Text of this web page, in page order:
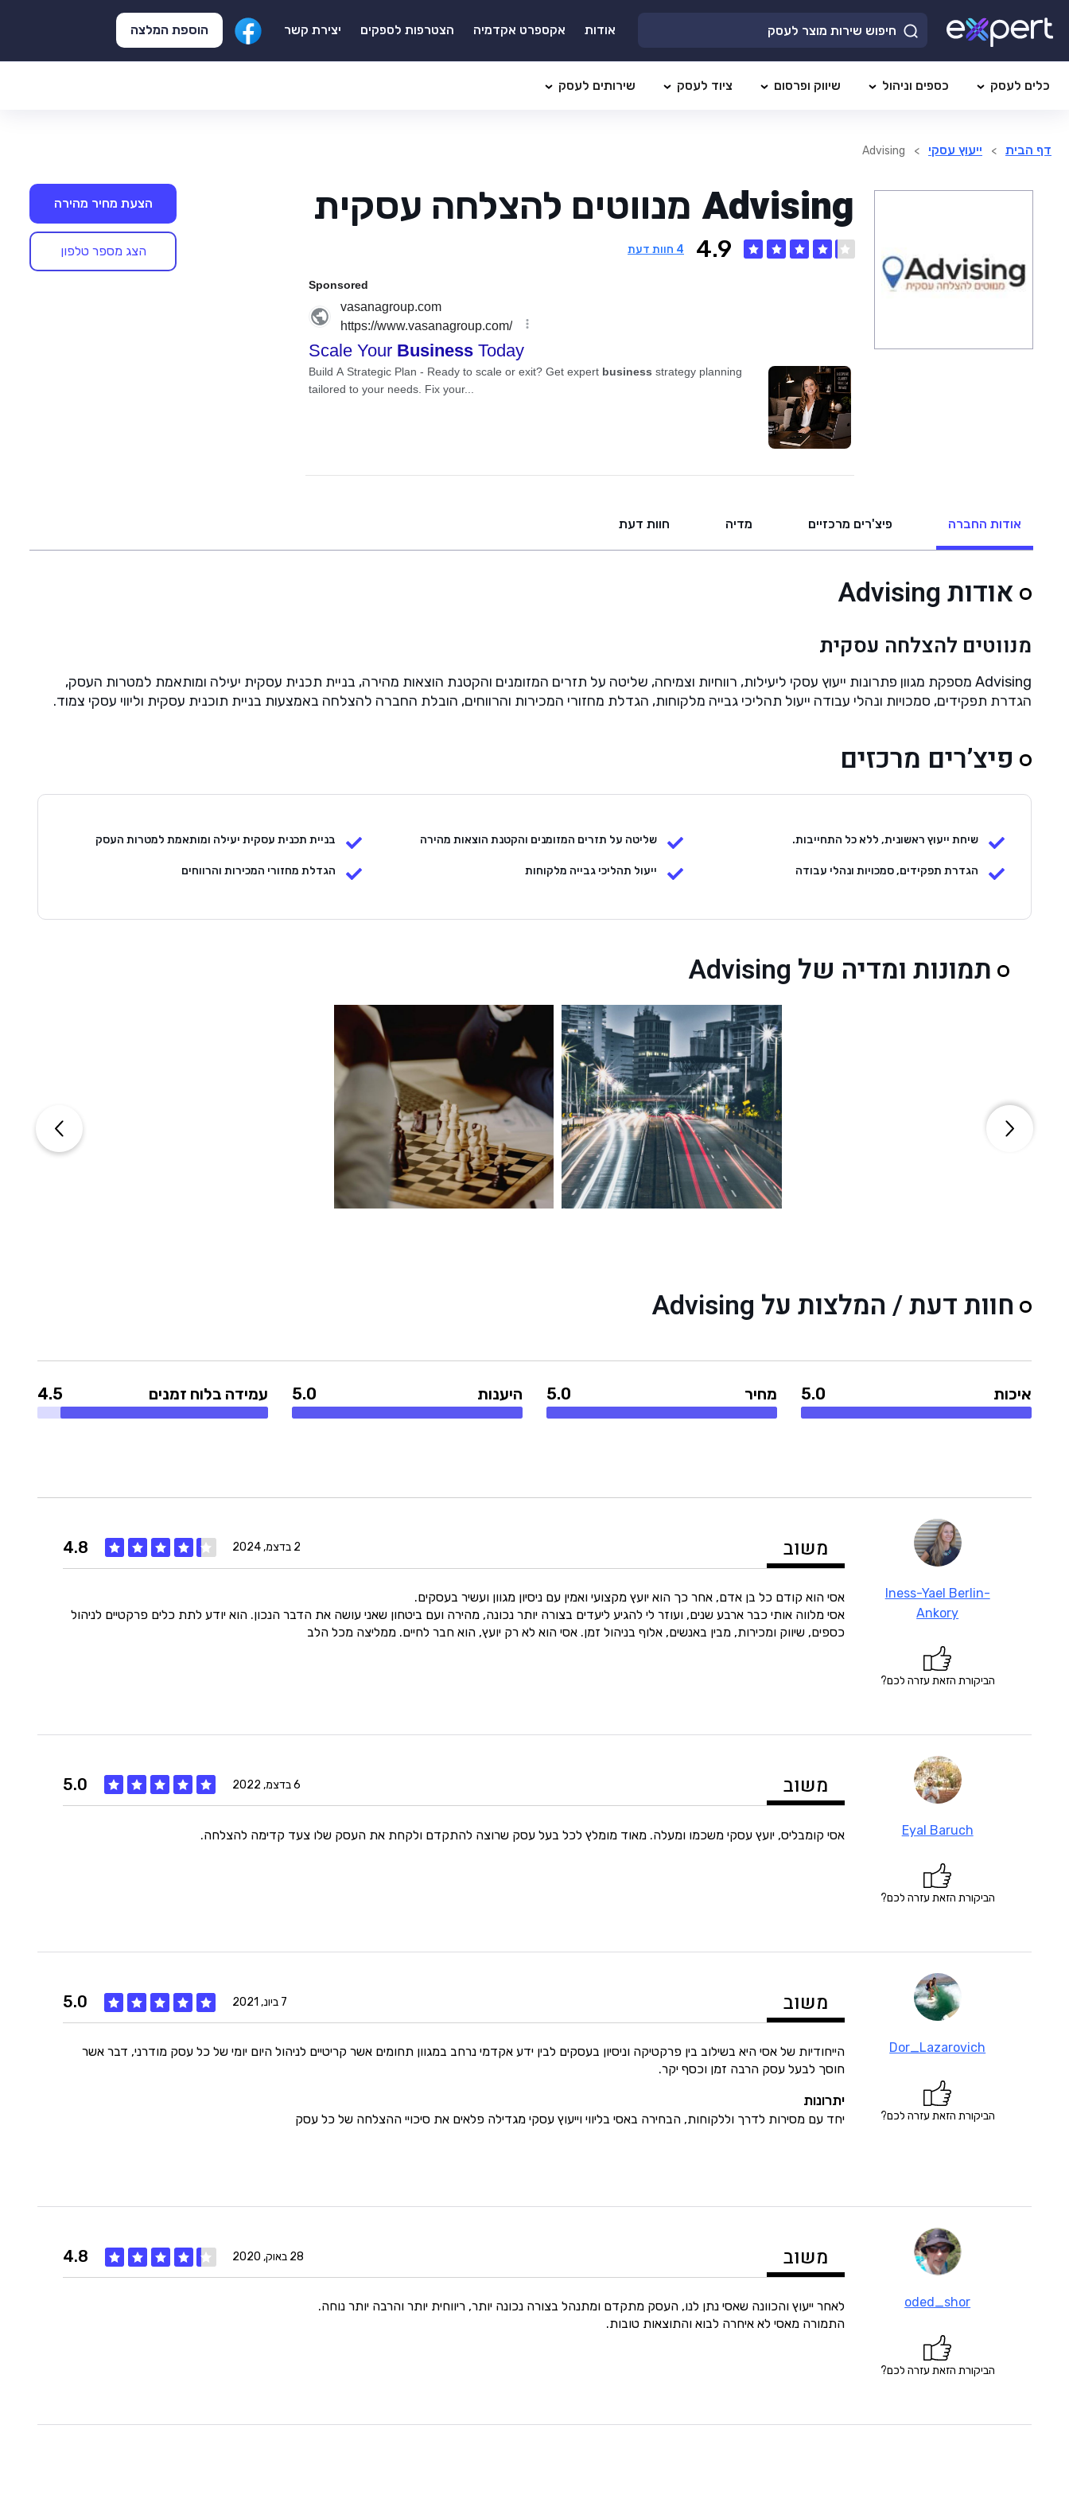
אודות אקספרט אקדמיה הצטרפות לספקים יצירת קשר הוספת המלצה
כלים לעסק כספים וניהול שיווק ופרסום ציוד לעסק שירותים לעסק
דף הבית > ייעוץ עסקי >
Advising
Advising מנווטים להצלחה עסקית
4.9
4 חוות דעת
הצעת מחיר מהירה
הצג מספר טלפון
אודות החברה פיצ'רים מרכזיים מדיה חוות דעת
אודות Advising
מנווטים להצלחה עסקית
Advising מספקת מגוון פתרונות ייעוץ עסקי ליעילות, רווחיות וצמיחה, שליטה על תזרים המזומנים והקטנת הוצאות מהירה, בניית תכנית עסקית יעילה ומותאמת למטרות העסק,
הגדרת תפקידים, סמכויות ונהלי עבודה ייעול תהליכי גבייה מלקוחות, הגדלת מחזורי המכירות והרווחים, הובלת החברה להצלחה באמצעות בניית תוכנית עסקית וליווי עסקי צמוד.
פיצ’רים מרכזים
שיחת ייעוץ ראשונית, ללא כל התחייבות. שליטה על תזרים המזומנים והקטנת הוצאות מהירה בניית תכנית עסקית יעילה ומותאמת למטרות העסק
הגדרת תפקידים, סמכויות ונהלי עבודה ייעול תהליכי גבייה מלקוחות הגדלת מחזורי המכירות והרווחים
תמונות ומדיה של Advising
חוות דעת / המלצות על Advising
איכות 5.0 מחיר 5.0 היענות 5.0 עמידה בלוח זמנים 4.5
Iness-Yael Berlin-
Ankory
הביקורת הזאת עזרה לכם?
משוב 2 בדצמ, 2024 4.8
איכות 5
אסי הוא קודם כל בן אדם, אחר כך הוא יועץ מקצועי ואמין עם ניסיון מגוון ועשיר בעסקים.
אסי מלווה אותי כבר ארבע שנים, ועוזר לי להגיע ליעדים בצורה יותר נכונה, מהירה ועם ביטחון שאני עושה את הדבר הנכון. הוא יודע לתת כלים פרקטיים לניהול
כספים, שיווק ומכירות, מבין באנשים, אלוף בניהול זמן. אסי הוא לא רק יועץ, הוא חבר לחיים. ממליצה מכל הלב
Eyal Baruch
הביקורת הזאת עזרה לכם?
משוב 6 בדצמ, 2022 5.0
היענות 5
זמנים
אסי קומבליס, יועץ עסקי משכמו ומעלה. מאוד מומלץ לכל בעל עסק שרוצה להתקדם ולקחת את העסק שלו צעד קדימה להצלחה.
Dor_Lazarovich
הביקורת הזאת עזרה לכם?
משוב 7 ביונ, 2021 5.0
מחיר
הייחודיות של אסי היא בשילוב בין פרקטיקה וניסיון בעסקים לבין ידע אקדמי נרחב במגוון תחומים אשר קריטיים לניהול היום יומי של כל עסק מודרני, דבר אשר
חוסך לבעל עסק הרבה זמן וכסף יקר.
יתרונות
יחד עם מסירות לדרך וללקוחות, הבחירה באסי בליווי וייעוץ עסקי מגדילה פלאים את סיכויי ההצלחה של כל עסק
oded_shor
הביקורת הזאת עזרה לכם?
משוב 28 באוק, 2020 4.8
היענות 5
לאחר ייעוץ והכוונה שאסי נתן לנו, העסק מתקדם ומתנהל בצורה נכונה יותר, ריווחית יותר והרבה יותר נוחה.
התמורה מאסי לא איחרה לבוא והתוצאות טובות.